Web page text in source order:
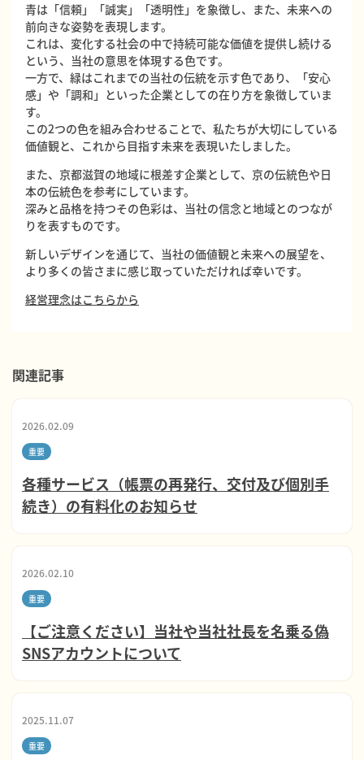
青は「信頼」「誠実」「透明性」を象徴し、また、未来への
前向きな姿勢を表現します。
これは、変化する社会の中で持続可能な価値を提供し続ける
という、当社の意思を体現する色です。
一方で、緑はこれまでの当社の伝統を示す色であり、「安心
感」や「調和」といった企業としての在り方を象徴していま
す。
この2つの色を組み合わせることで、私たちが大切にしている
価値観と、これから目指す未来を表現いたしました。
また、京都滋賀の地域に根差す企業として、京の伝統色や日
本の伝統色を参考にしています。
深みと品格を持つその色彩は、当社の信念と地域とのつなが
りを表すものです。
新しいデザインを通じて、当社の価値観と未来への展望を、
より多くの皆さまに感じ取っていただければ幸いです。
経営理念はこちらから
関連記事
2026.02.09
重要
各種サービス（帳票の再発行、交付及び個別手
続き）の有料化のお知らせ
2026.02.10
重要
【ご注意ください】当社や当社社長を名乗る偽
SNSアカウントについて
2025.11.07
重要